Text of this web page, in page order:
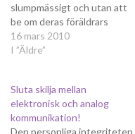
slumpmässigt och utan att
be om deras föräldrars
tillstånd. Därför spelar det
ingen roll att lagrådet tycker
kort kan vi vänta oss en
proposition som hon
sannolikt förväntar sig ska
16 mars 2010
I ”Äldre”
Sluta skilja mellan
elektronisk och analog
kommunikation!
Den personliga integriteten